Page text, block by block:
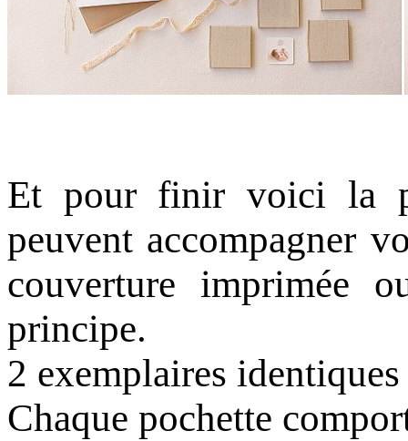
Et pour finir voici la
peuvent accompagner
couverture imprimée
principe.
2 exemplaires
Chaque pochette